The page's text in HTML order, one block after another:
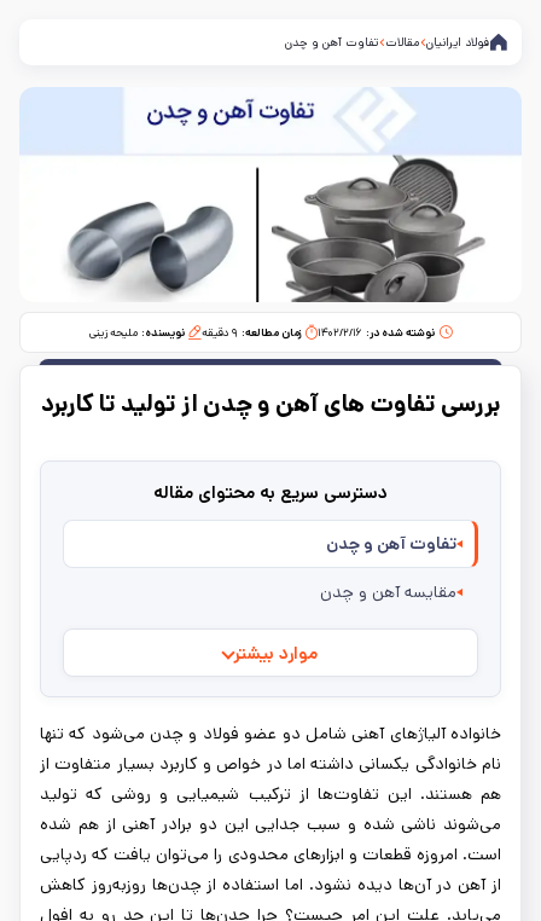
فولاد ایرانیان مقالات تفاوت آهن و چدن
نوشته شده در: ۱۴۰۲/۲/۱۶ زمان مطالعه:‌ ۹ دقیقه نویسنده: ملیحه زینی
بررسی تفاوت‌ های آهن و چدن از تولید تا کاربرد
دسترسی سریع به محتوای مقاله
تفاوت آهن و چدن
مقایسه آهن و چدن
موارد بیشتر
خانواده آلیاژهای آهنی شامل دو عضو فولاد و چدن می‌شود که تنها
نام خانوادگی یکسانی داشته اما در خواص و کاربرد بسیار متفاوت از
هم هستند. این تفاوت‌ها از ترکیب شیمیایی و روشی که تولید
می‌شوند ناشی شده و سبب جدایی این دو برادر آهنی از هم شده
است. امروزه قطعات و ابزارهای محدودی را می‌توان یافت که ردپایی
از آهن در آن‌ها دیده نشود. اما استفاده از چدن‌ها روزبه‌روز کاهش
می‌یابد. علت این امر چیست؟ چرا چدن‌ها تا این حد رو به افول